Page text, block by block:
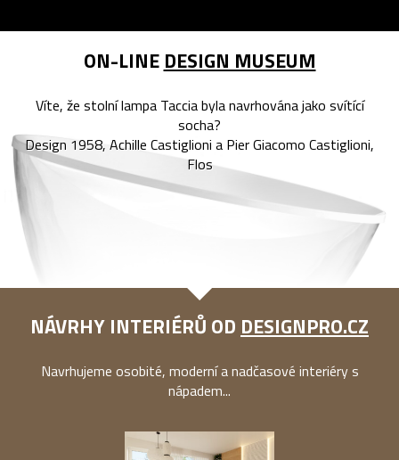
ON-LINE DESIGN MUSEUM
Víte, že stolní lampa Taccia byla navrhována jako svítící
socha?
Design 1958, Achille Castiglioni a Pier Giacomo Castiglioni,
Flos
NÁVRHY INTERIÉRŮ OD DESIGNPRO.CZ
Navrhujeme osobité, moderní a nadčasové interiéry s
nápadem...